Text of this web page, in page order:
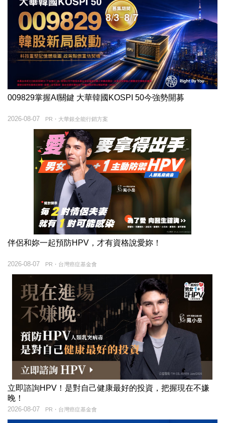
009829掌握AI關鍵 大華韓國KOSPI 50今強勢開募
PR・大華銀全能行銷方案
2026-08-07
伴侶和妳一起預防HPV，才有資格說愛妳！
PR・台灣癌症基金會
2026-08-07
立即諮詢HPV！是對自己健康最好的投資，把握現在不嫌
晚！
PR・台灣癌症基金會
2026-08-07